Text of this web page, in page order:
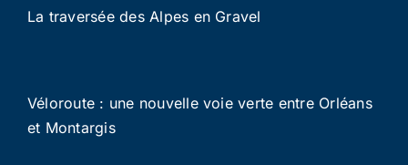
La traversée des Alpes en Gravel
Véloroute : une nouvelle voie verte entre Orléans
et Montargis